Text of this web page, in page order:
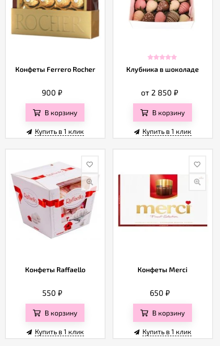
Конфеты Ferrero Rocher
900₽
В корзину
Купить в 1 клик
Клубника в шоколаде
от 2 850₽
В корзину
Купить в 1 клик
Конфеты Raffaello
550 ₽
В корзину
Купить в 1 клик
Конфеты Merci
650 ₽
В корзину
Купить в 1 клик